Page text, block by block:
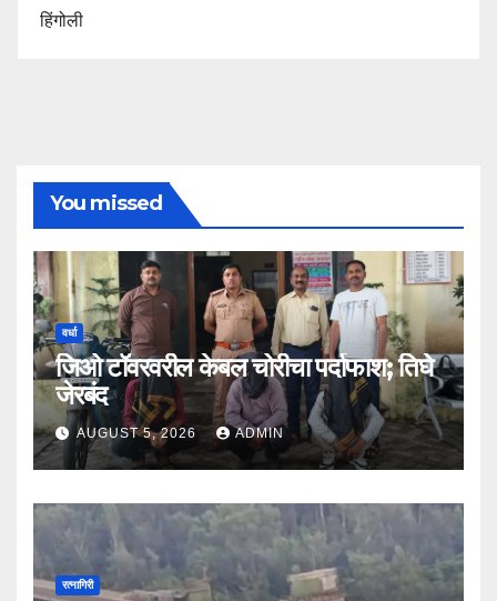
हिंगोली
You missed
वर्धा
जिओ टॉवरवरील केबल चोरीचा पर्दाफाश; तिघे
जेरबंद
AUGUST 5, 2026 ADMIN
रत्नागिरी